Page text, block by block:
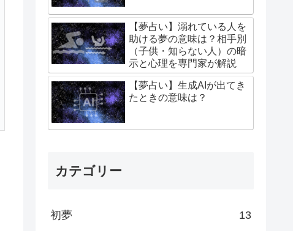
【夢占い】溺れている人を
助ける夢の意味は？相手別
（子供・知らない人）の暗
示と心理を専門家が解説
【夢占い】生成AIが出てき
たときの意味は？
カテゴリー
初夢 13